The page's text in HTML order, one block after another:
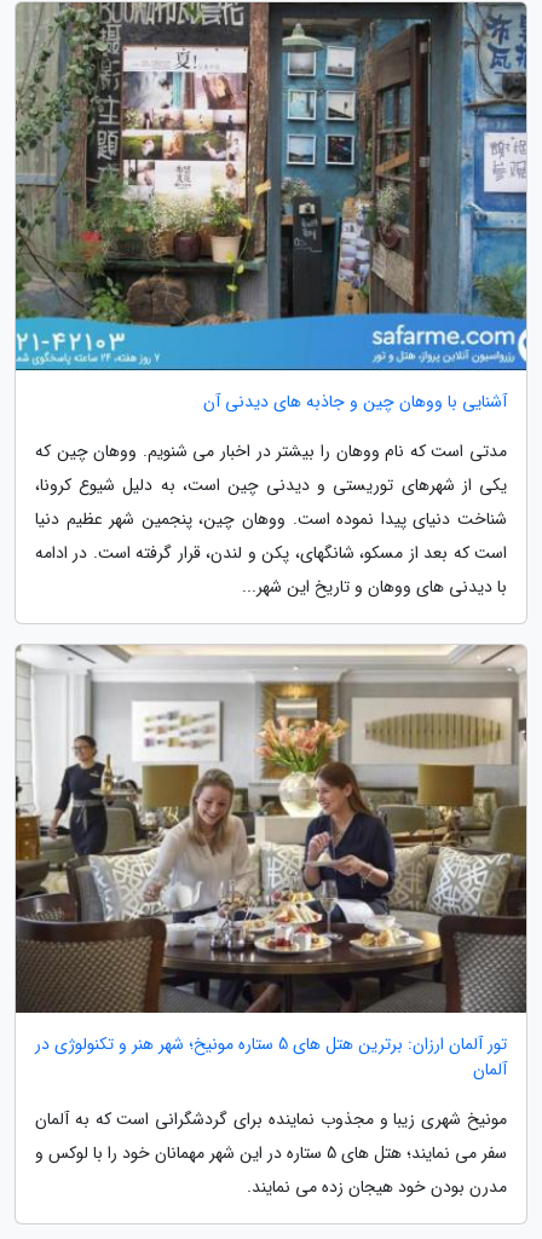
آشنایی با ووهان چین و جاذبه های دیدنی آن
مدتی است که نام ووهان را بیشتر در اخبار می شنویم. ووهان چین که
یکی از شهرهای توریستی و دیدنی چین است، به دلیل شیوع کرونا،
شناخت دنیای پیدا نموده است. ووهان چین، پنجمین شهر عظیم دنیا
است که بعد از مسکو، شانگهای، پکن و لندن، قرار گرفته است. در ادامه
با دیدنی های ووهان و تاریخ این شهر...
تور آلمان ارزان: برترین هتل های 5 ستاره مونیخ؛ شهر هنر و تکنولوژی در
آلمان
مونیخ شهری زیبا و مجذوب نماینده برای گردشگرانی است که به آلمان
سفر می نمایند؛ هتل های 5 ستاره در این شهر مهمانان خود را با لوکس و
مدرن بودن خود هیجان زده می نمایند.